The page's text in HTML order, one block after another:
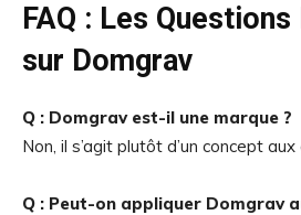
FAQ : Les
sur Domgrav
Q : Domgrav est-il une marque ?
Non, il s’agit plutôt d’un concept
Q : Peut-on appliquer Domgrav